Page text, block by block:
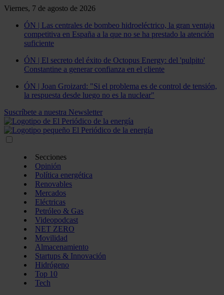
Viernes, 7 de agosto de 2026
ÓN | Las centrales de bombeo hidroeléctrico, la gran ventaja
competitiva en España a la que no se ha prestado la atención
suficiente
ÓN | El secreto del éxito de Octopus Energy: del 'pulpito'
Constantine a generar confianza en el cliente
ÓN | Joan Groizard: "Si el problema es de control de tensión,
la respuesta desde luego no es la nuclear"
Suscríbete a nuestra Newsletter
Secciones
Opinión
Política energética
Renovables
Mercados
Eléctricas
Petróleo & Gas
Videopodcast
NET ZERO
Movilidad
Almacenamiento
Startups & Innovación
Hidrógeno
Top 10
Tech